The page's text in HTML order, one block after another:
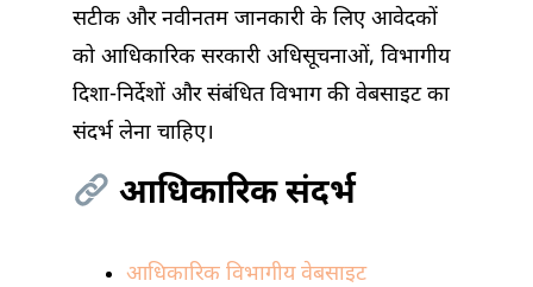
सटीक और नवीनतम जानकारी के लिए आवेदकों
को आधिकारिक सरकारी अधिसूचनाओं, विभागीय
दिशा-निर्देशों और संबंधित विभाग की वेबसाइट का
संदर्भ लेना चाहिए।
आधिकारिक संदर्भ
आधिकारिक विभागीय वेबसाइट